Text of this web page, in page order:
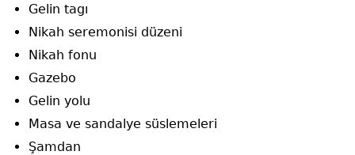
Gelin tagı
Nikah seremonisi düzeni
Nikah fonu
Gazebo
Gelin yolu
Masa ve sandalye süslemeleri
Şamdan